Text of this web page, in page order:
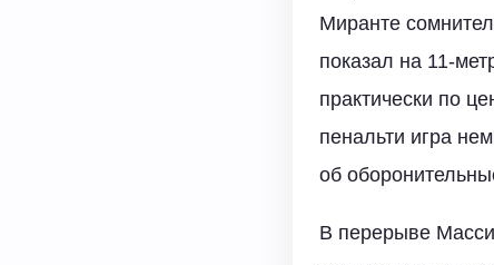
Миранте
показал на 11-
практически по
пенальти игра
об
В перерыве